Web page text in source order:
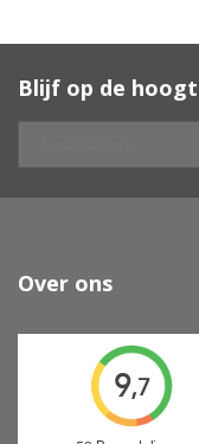
Blijf op de
Over ons